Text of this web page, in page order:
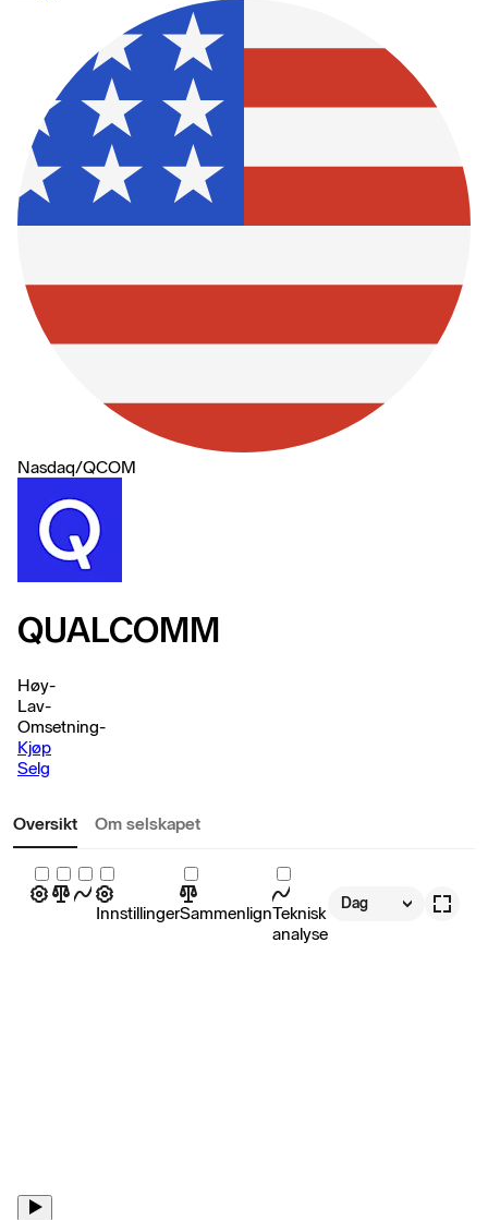
Nasdaq/QCOM
QUALCOMM
Høy-
Lav-
Omsetning-
Kjøp
Selg
Oversikt Om selskapet
InnstillingerSammenlignTeknisk
analyse
Dag